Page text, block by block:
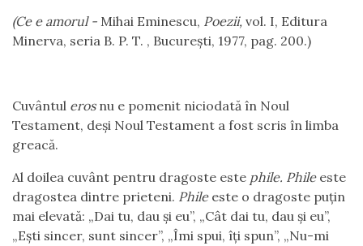
(Ce e amorul - Mihai Eminescu, Poezii, vol. I, Editura
Minerva, seria B. P. T. , București, 1977, pag. 200.)
Cuvântul erosnu e pomenit niciodată în Noul
Testament, deși Noul Testament a fost scris în limba
greacă.
Al doilea cuvânt pentru dragoste este phile. Phileeste
dragostea dintre prieteni. Phileeste o dragoste puțin
mai elevată: „Dai tu, dau și eu”, „Cât dai tu, dau și eu”,
„Ești sincer, sunt sincer”, „Îmi spui, îți spun”, „Nu-mi